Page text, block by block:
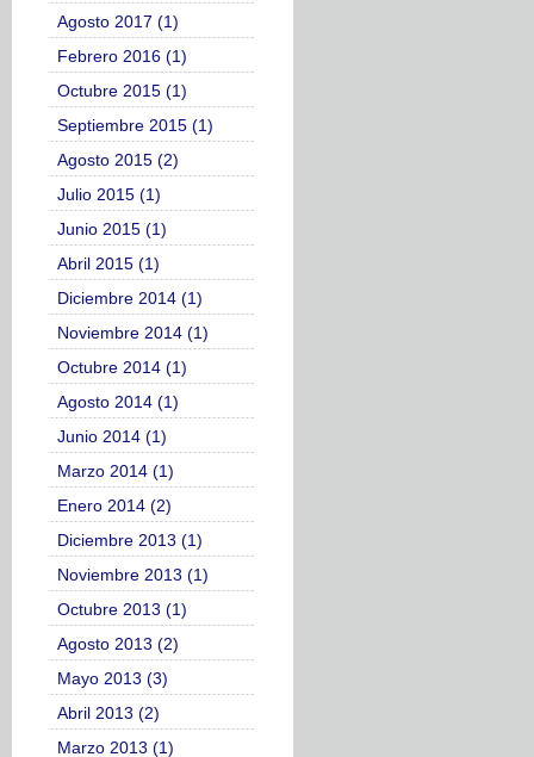
Agosto 2017 (1)
Febrero 2016 (1)
Octubre 2015 (1)
Septiembre 2015 (1)
Agosto 2015 (2)
Julio 2015 (1)
Junio 2015 (1)
Abril 2015 (1)
Diciembre 2014 (1)
Noviembre 2014 (1)
Octubre 2014 (1)
Agosto 2014 (1)
Junio 2014 (1)
Marzo 2014 (1)
Enero 2014 (2)
Diciembre 2013 (1)
Noviembre 2013 (1)
Octubre 2013 (1)
Agosto 2013 (2)
Mayo 2013 (3)
Abril 2013 (2)
Marzo 2013 (1)